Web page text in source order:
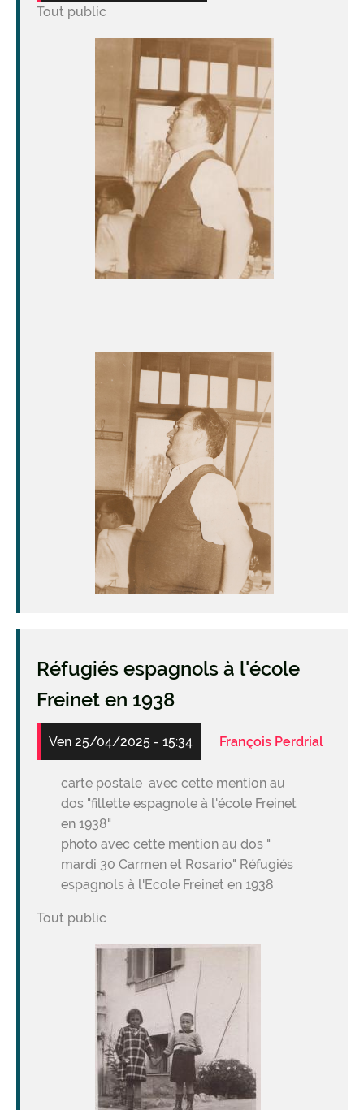
Tout public
Image
Réfugiés espagnols à l'école
Freinet en 1938
Ven 25/04/2025 - 15:34 François Perdrial
carte postale avec cette mention au
dos "fillette espagnole à l'école Freinet
en 1938"
photo avec cette mention au dos "
mardi 30 Carmen et Rosario" Réfugiés
espagnols à l'Ecole Freinet en 1938
Tout public